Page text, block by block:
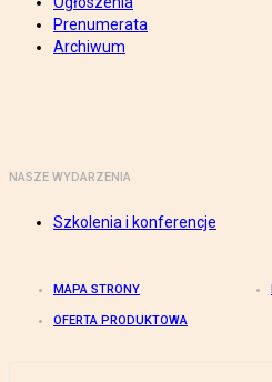
Prenumerata
Archiwum
NASZE WYDARZENIA
Szkolenia i konferencje
MAPA STRONY
OFERTA PRODUKTOWA